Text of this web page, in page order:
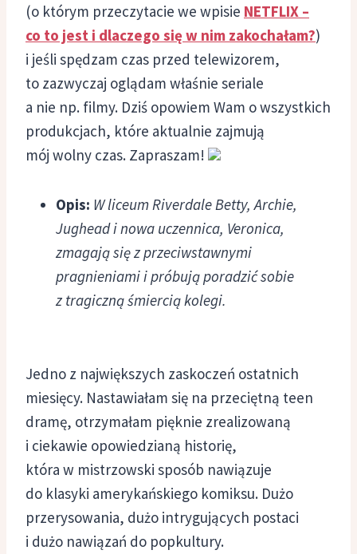
(o którym przeczytacie we wpisie NETFLIX –
co to jest i dlaczego się w nim zakochałam?)
i jeśli spędzam czas przed telewizorem,
to zazwyczaj oglądam właśnie seriale
a nie np. filmy. Dziś opowiem Wam o wszystkich
produkcjach, które aktualnie zajmują
mój wolny czas. Zapraszam!
Opis: W liceum Riverdale Betty, Archie,
Jughead i nowa uczennica, Veronica,
zmagają się z przeciwstawnymi
pragnieniami i próbują poradzić sobie
z tragiczną śmiercią kolegi.
Jedno z największych zaskoczeń ostatnich
miesięcy. Nastawiałam się na przeciętną teen
dramę, otrzymałam pięknie zrealizowaną
i ciekawie opowiedzianą historię,
która w mistrzowski sposób nawiązuje
do klasyki amerykańskiego komiksu. Dużo
przerysowania, dużo intrygujących postaci
i dużo nawiązań do popkultury.